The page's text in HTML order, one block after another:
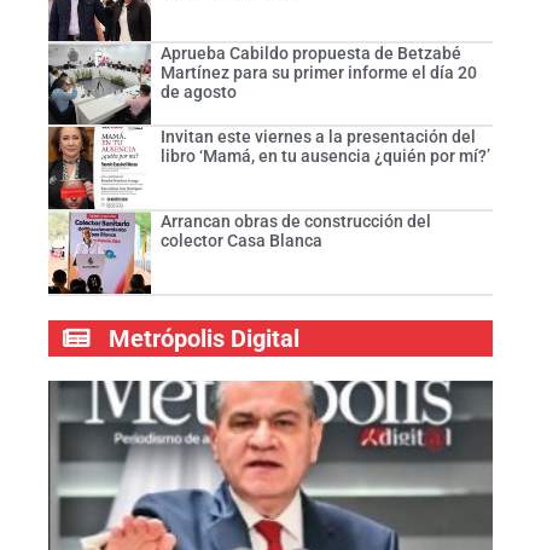
Aprueba Cabildo propuesta de Betzabé
Martínez para su primer informe el día 20
de agosto
Invitan este viernes a la presentación del
libro ‘Mamá, en tu ausencia ¿quién por mí?’
Arrancan obras de construcción del
colector Casa Blanca
Metrópolis Digital